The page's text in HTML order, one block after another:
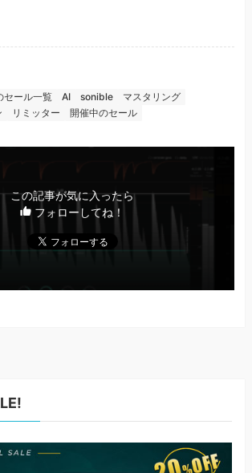
セール一覧
AI sonible
マスタリング
リミッター 開催中のセール
この記事が気に入ったら
フォローしてね！